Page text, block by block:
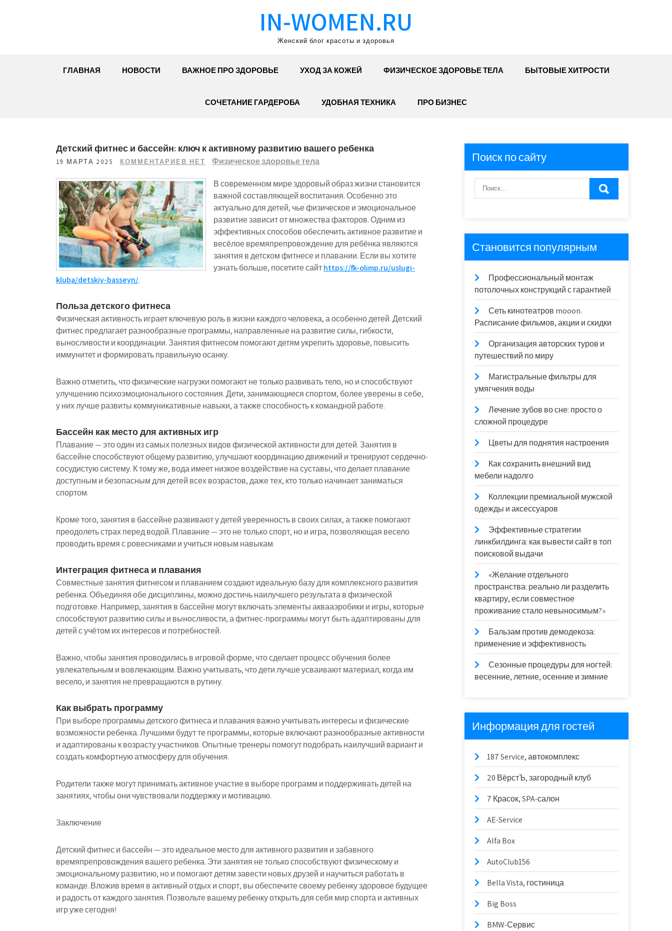
IN-WOMEN.RU
Женский блог красоты и здоровья
ГЛАВНАЯ НОВОСТИ ВАЖНОЕ ПРО ЗДОРОВЬЕ УХОД ЗА КОЖЕЙ ФИЗИЧЕСКОЕ ЗДОРОВЬЕ ТЕЛА БЫТОВЫЕ ХИТРОСТИ
СОЧЕТАНИЕ ГАРДЕРОБА УДОБНАЯ ТЕХНИКА ПРО БИЗНЕС
Детский фитнес и бассейн: ключ к активному развитию вашего ребенка
19 МАРТА 2025 КОММЕНТАРИЕВ НЕТ Физическое здоровье тела
В современном мире здоровый образ жизни становится
важной составляющей воспитания. Особенно это
актуально для детей, чье физическое и эмоциональное
развитие зависит от множества факторов. Одним из
эффективных способов обеспечить активное развитие и
весёлое времяпрепровождение для ребёнка являются
занятия в детском фитнесе и плавании. Если вы хотите
узнать больше, посетите сайтhttps://fk-olimp.ru/uslugi-
kluba/detskiy-basseyn/.
Польза детского фитнеса
Физическая активность играет ключевую роль в жизни каждого человека, а особенно детей. Детский
фитнес предлагает разнообразные программы, направленные на развитие силы, гибкости,
выносливости и координации. Занятия фитнесом помогают детям укрепить здоровье, повысить
иммунитет и формировать правильную осанку.
Важно отметить, что физические нагрузки помогают не только развивать тело, но и способствуют
улучшению психоэмоционального состояния. Дети, занимающиеся спортом, более уверены в себе,
у них лучше развиты коммуникативные навыки, а также способность к командной работе.
Бассейн как место для активных игр
Плавание — это один из самых полезных видов физической активности для детей. Занятия в
бассейне способствуют общему развитию, улучшают координацию движений и тренируют сердечно-
сосудистую систему. К тому же, вода имеет низкое воздействие на суставы, что делает плавание
доступным и безопасным для детей всех возрастов, даже тех, кто только начинает заниматься
спортом.
Кроме того, занятия в бассейне развивают у детей уверенность в своих силах, а также помогают
преодолеть страх перед водой. Плавание — это не только спорт, но и игра, позволяющая весело
проводить время с ровесниками и учиться новым навыкам.
Интеграция фитнеса и плавания
Совместные занятия фитнесом и плаванием создают идеальную базу для комплексного развития
ребенка. Объединяя обе дисциплины, можно достичь наилучшего результата в физической
подготовке. Например, занятия в бассейне могут включать элементы аквааэробики и игры, которые
способствуют развитию силы и выносливости, а фитнес-программы могут быть адаптированы для
детей с учётом их интересов и потребностей.
Важно, чтобы занятия проводились в игровой форме, что сделает процесс обучения более
увлекательным и вовлекающим. Важно учитывать, что дети лучше усваивают материал, когда им
весело, и занятия не превращаются в рутину.
Как выбрать программу
При выборе программы детского фитнеса и плавания важно учитывать интересы и физические
возможности ребенка. Лучшими будут те программы, которые включают разнообразные активности
и адаптированы к возрасту участников. Опытные тренеры помогут подобрать наилучший вариант и
создать комфортную атмосферу для обучения.
Родители также могут принимать активное участие в выборе программ и поддерживать детей на
занятиях, чтобы они чувствовали поддержку и мотивацию.
Заключение
Детский фитнес и бассейн — это идеальное место для активного развития и забавного
времяпрепровождения вашего ребенка. Эти занятия не только способствуют физическому и
эмоциональному развитию, но и помогают детям завести новых друзей и научиться работать в
команде. Вложив время в активный отдых и спорт, вы обеспечите своему ребенку здоровое будущее
и радость от каждого занятия. Позвольте вашему ребенку открыть для себя мир спорта и активных
игр уже сегодня!
Поиск по сайту
Становится популярным
Профессиональный монтаж
потолочных конструкций с гарантией
Сеть кинотеатров mooon.
Расписание фильмов, акции и скидки
Организация авторских туров и
путешествий по миру
Магистральные фильтры для
умягчения воды
Лечение зубов во сне: просто о
сложной процедуре
Цветы для поднятия настроения
Как сохранить внешний вид
мебели надолго
Коллекции премиальной мужской
одежды и аксессуаров
Эффективные стратегии
линкбилдинга: как вывести сайт в топ
поисковой выдачи
«Желание отдельного
пространства: реально ли разделить
квартиру, если совместное
проживание стало невыносимым?»
Бальзам против демодекоза:
применение и эффективность
Сезонные процедуры для ногтей:
весенние, летние, осенние и зимние
Информация для гостей
187 Service, автокомплекс
20 ВёрстЪ, загородный клуб
7 Красок, SPA-салон
AE-Service
Alfa Box
AutoClub156
Bella Vista, гостиница
Big Boss
BMW-Сервис